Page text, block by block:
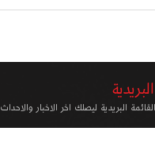
البريدية ليصلك اخر الاخبار والاحداث